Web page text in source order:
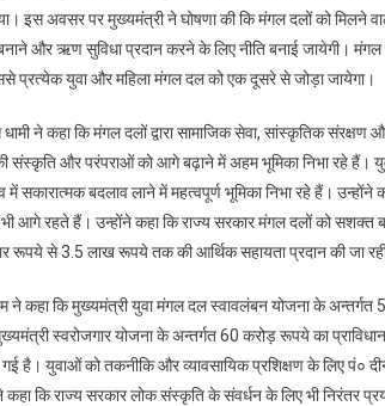
इस अवसर पर मुख्यमंत्री ने घोषणा की कि मंगल दलों को मिलने
और ऋण सुविधा प्रदान करने के लिए नीति बनाई जायेगी। मंगल
प्रत्येक युवा और महिला मंगल दल को एक दूसरे से जोड़ा जायेगा।
धामी ने कहा कि मंगल दलों द्वारा सामाजिक सेवा, सांस्कृतिक
संस्कृति और परंपराओं को आगे बढ़ाने में अहम भूमिका निभा रहे
में सकारात्मक बदलाव लाने में महत्वपूर्ण भूमिका निभा रहे हैं।
भी आगे रहते हैं। उन्होंने कहा कि राज्य सरकार मंगल दलों को
रूपये से 3.5 लाख रूपये तक की आर्थिक सहायता प्रदान की जा
ने कहा कि मुख्यमंत्री युवा मंगल दल स्वावलंबन योजना के
स्वरोजगार योजना के अन्तर्गत 60 करोड़ रूपये का
गई है। युवाओं को तकनीकि और व्यावसायिक प्रशिक्षण के लिए पं०
कहा कि राज्य सरकार लोक संस्कृति के संवर्धन के लिए भी निरंतर